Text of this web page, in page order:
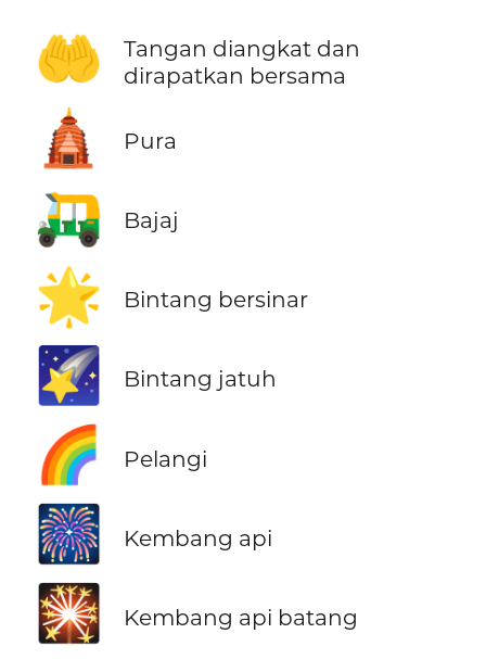
🤲
Tangan diangkat dan
dirapatkan bersama
🛕 Pura
🛺 Bajaj
🌟 Bintang bersinar
🌠 Bintang jatuh
🌈 Pelangi
🎆 Kembang api
🎇 Kembang api batang